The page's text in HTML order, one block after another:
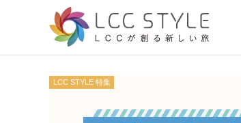
LCC STYLE 特集